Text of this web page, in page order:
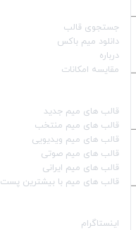
جستجوی قالب
دانلود میم باکس
درباره
مقایسه امکانات
قالب‌ های میم جدید
قالب‌ های میم منتخب
قالب‌ های میم ویدیویی
قالب‌ های میم صوتی
قالب‌ های میم ایرانی
قالب‌ های میم با بیشترین پست
اینستاگرام